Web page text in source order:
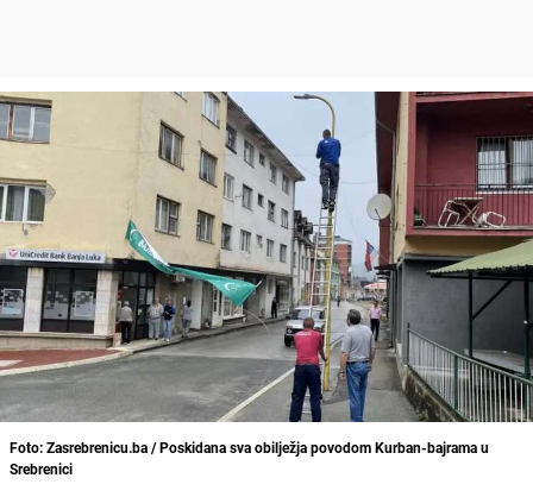
Foto: Zasrebrenicu.ba / Poskidana sva obilježja povodom Kurban-bajrama u
Srebrenici